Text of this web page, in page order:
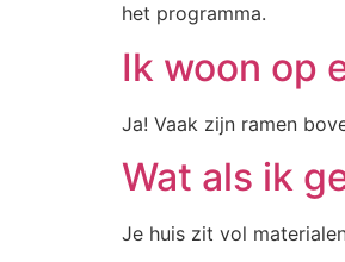
het programma.
Ik woon op
Ja! Vaak zijn ramen
Wat als ik
Je huis zit vol